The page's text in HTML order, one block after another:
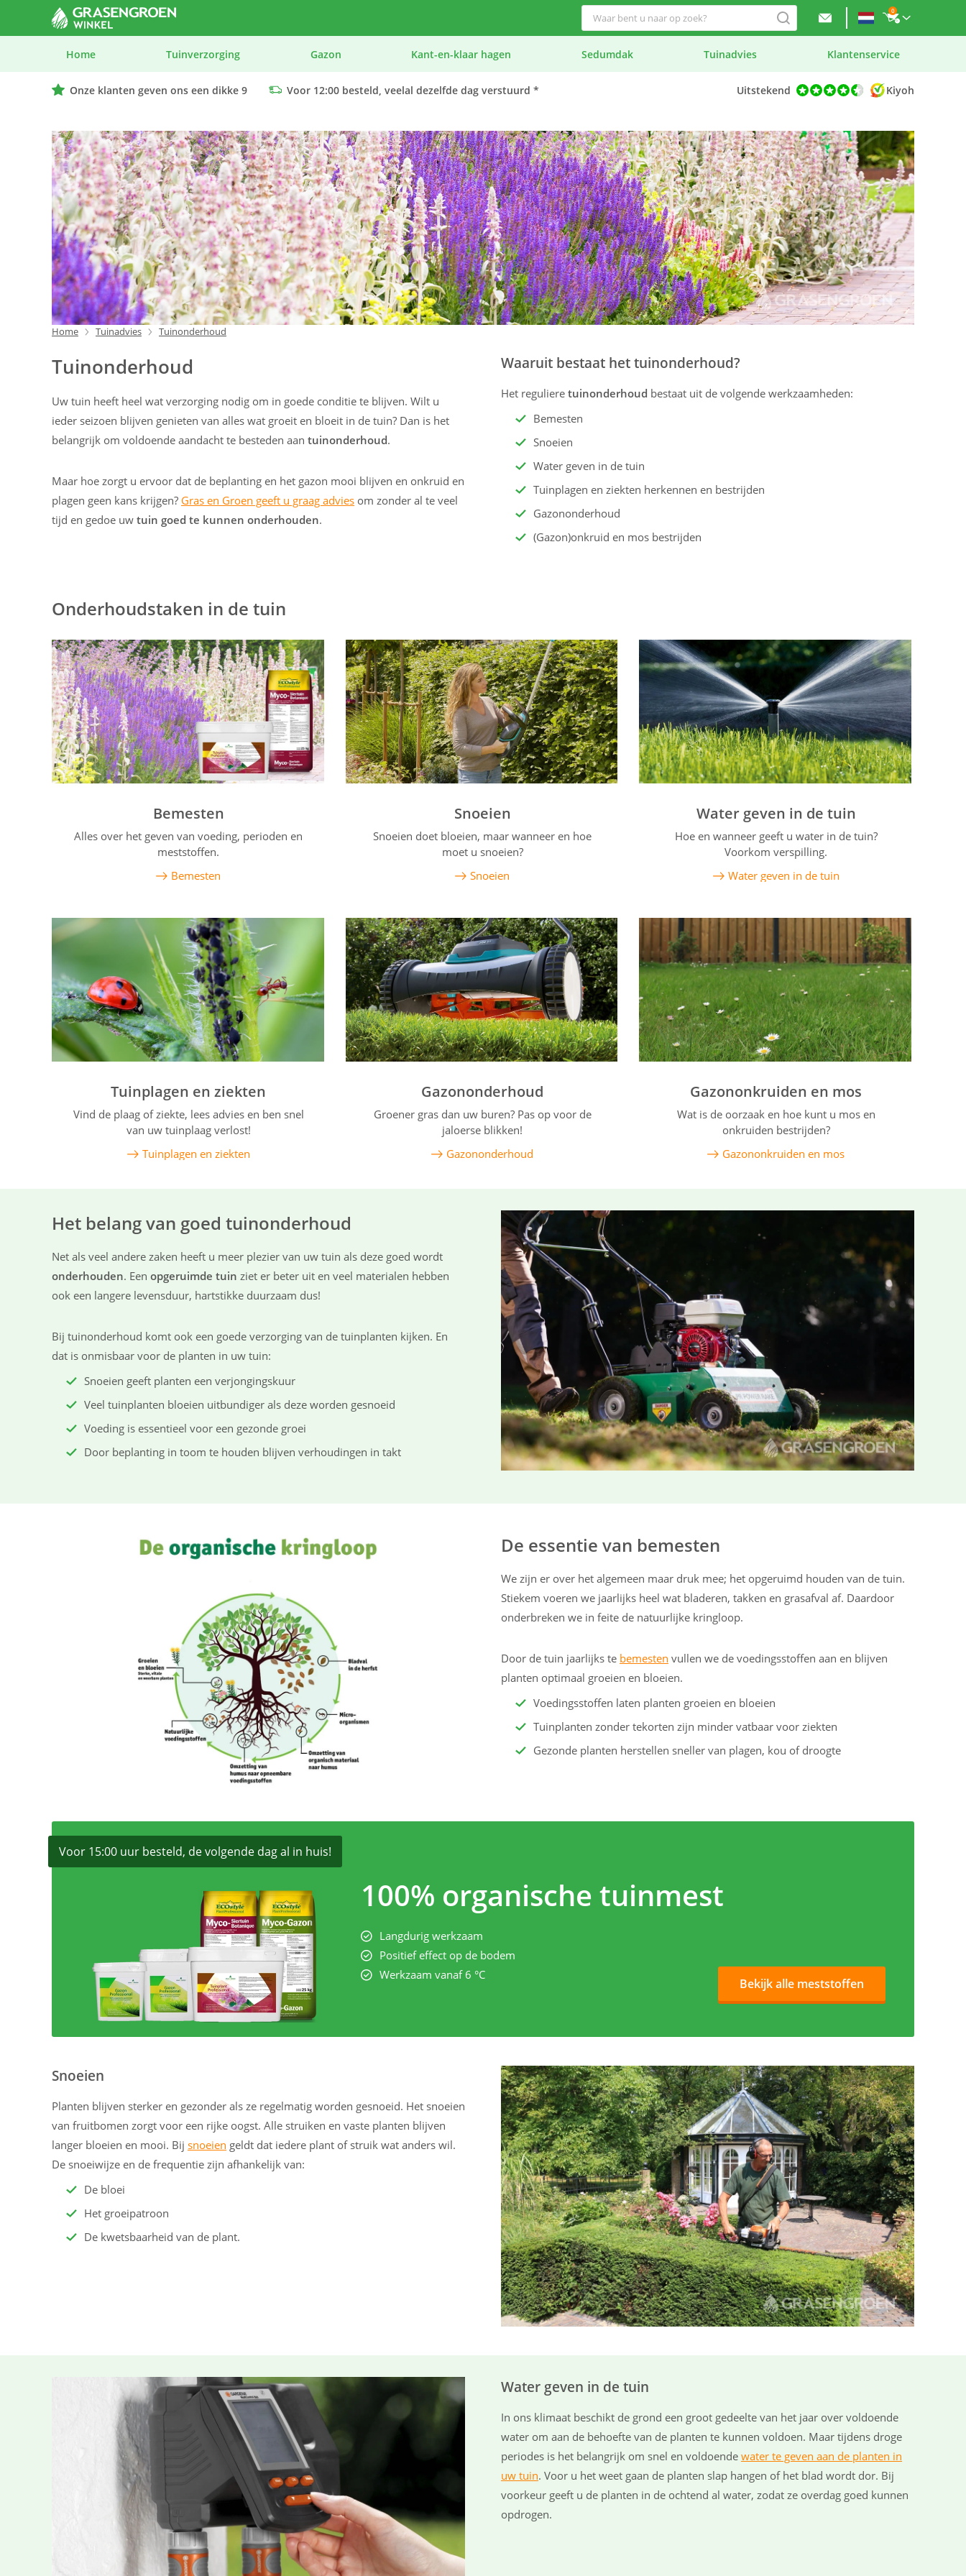
0
Home Tuinverzorging Gazon Kant-en-klaar hagen Sedumdak Tuinadvies Klantenservice
Onze klanten geven ons een dikke 9
Voor 12:00 besteld, veelal dezelfde dag verstuurd *
Uitstekend Kiyoh
Home Tuinadvies Tuinonderhoud
Tuinonderhoud
Uw tuin heeft heel wat verzorging nodig om in goede conditie te blijven. Wilt u
ieder seizoen blijven genieten van alles wat groeit en bloeit in de tuin? Dan is het
belangrijk om voldoende aandacht te besteden aan tuinonderhoud.
Maar hoe zorgt u ervoor dat de beplanting en het gazon mooi blijven en onkruid en
plagen geen kans krijgen? Gras en Groen geeft u graag advies om zonder al te veel
tijd en gedoe uw tuin goed te kunnen onderhouden.
Waaruit bestaat het tuinonderhoud?
Het reguliere tuinonderhoud bestaat uit de volgende werkzaamheden:
Bemesten
Snoeien
Water geven in de tuin
Tuinplagen en ziekten herkennen en bestrijden
Gazononderhoud
(Gazon)onkruid en mos bestrijden
Onderhoudstaken in de tuin
Bemesten
Alles over het geven van voeding, perioden en
meststoffen.
Bemesten
Snoeien
Snoeien doet bloeien, maar wanneer en hoe
moet u snoeien?
Snoeien
Water geven in de tuin
Hoe en wanneer geeft u water in de tuin?
Voorkom verspilling.
Water geven in de tuin
Tuinplagen en ziekten
Vind de plaag of ziekte, lees advies en ben snel
van uw tuinplaag verlost!
Tuinplagen en ziekten
Gazononderhoud
Groener gras dan uw buren? Pas op voor de
jaloerse blikken!
Gazononderhoud
Gazononkruiden en mos
Wat is de oorzaak en hoe kunt u mos en
onkruiden bestrijden?
Gazononkruiden en mos
Het belang van goed tuinonderhoud
Net als veel andere zaken heeft u meer plezier van uw tuin als deze goed wordt
onderhouden. Een opgeruimde tuin ziet er beter uit en veel materialen hebben
ook een langere levensduur, hartstikke duurzaam dus!
Bij tuinonderhoud komt ook een goede verzorging van de tuinplanten kijken. En
dat is onmisbaar voor de planten in uw tuin:
Snoeien geeft planten een verjongingskuur
Veel tuinplanten bloeien uitbundiger als deze worden gesnoeid
Voeding is essentieel voor een gezonde groei
Door beplanting in toom te houden blijven verhoudingen in takt
De essentie van bemesten
We zijn er over het algemeen maar druk mee; het opgeruimd houden van de tuin.
Stiekem voeren we jaarlijks heel wat bladeren, takken en grasafval af. Daardoor
onderbreken we in feite de natuurlijke kringloop.
Door de tuin jaarlijks te bemesten vullen we de voedingsstoffen aan en blijven
planten optimaal groeien en bloeien.
Voedingsstoffen laten planten groeien en bloeien
Tuinplanten zonder tekorten zijn minder vatbaar voor ziekten
Gezonde planten herstellen sneller van plagen, kou of droogte
Voor 15:00 uur besteld, de volgende dag al in huis!
100% organische tuinmest
Langdurig werkzaam
Positief effect op de bodem
Werkzaam vanaf 6 °C
Bekijk alle meststoffen
Snoeien
Planten blijven sterker en gezonder als ze regelmatig worden gesnoeid. Het snoeien
van fruitbomen zorgt voor een rijke oogst. Alle struiken en vaste planten blijven
langer bloeien en mooi. Bij snoeien geldt dat iedere plant of struik wat anders wil.
De snoeiwijze en de frequentie zijn afhankelijk van:
De bloei
Het groeipatroon
De kwetsbaarheid van de plant.
Water geven in de tuin
In ons klimaat beschikt de grond een groot gedeelte van het jaar over voldoende
water om aan de behoefte van de planten te kunnen voldoen. Maar tijdens droge
periodes is het belangrijk om snel en voldoende water te geven aan de planten in
uw tuin. Voor u het weet gaan de planten slap hangen of het blad wordt dor. Bij
voorkeur geeft u de planten in de ochtend al water, zodat ze overdag goed kunnen
opdrogen.